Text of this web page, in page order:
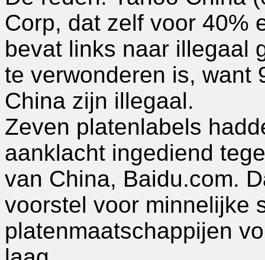
Corp, dat zelf voor 40%
bevat links naar illegaal
te verwonderen is, want
China zijn illegaal.
Zeven platenlabels
aanklacht ingediend
van China, Baidu.com.
voorstel voor minnelijke
platenmaatschappijen